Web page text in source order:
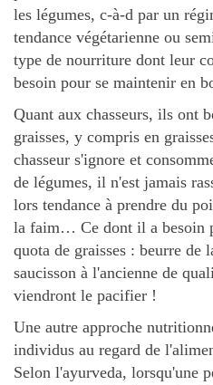
les légumes, c-à-d par un
tendance végétarienne ou
type de nourriture dont leur
besoin pour se maintenir en
Quant aux chasseurs, ils ont
graisses, y compris en
chasseur s'ignore et
de légumes, il n'est jamais
lors tendance à prendre du
la faim… Ce dont il a besoin
quota de graisses : beurre de
saucisson à l'ancienne de
viendront le pacifier !
Une autre approche
individus au regard de
Selon l'ayurveda, lorsqu'une